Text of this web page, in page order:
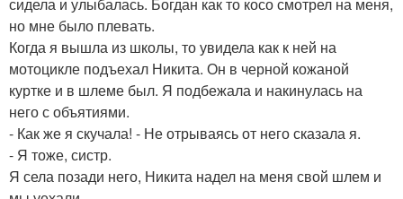
но мне было плевать.
Когда я вышла из школы, то увидела как к ней на
мотоцикле подъехал Никита. Он в черной кожаной
куртке и в шлеме был. Я подбежала и накинулась на
него с объятиями.
- Как же я скучала! - Не отрываясь от него сказала я.
- Я тоже, систр.
Я села позади него, Никита надел на меня свой шлем и